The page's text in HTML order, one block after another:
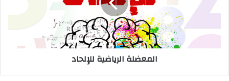
المعضلة الرياضية للإلحاد